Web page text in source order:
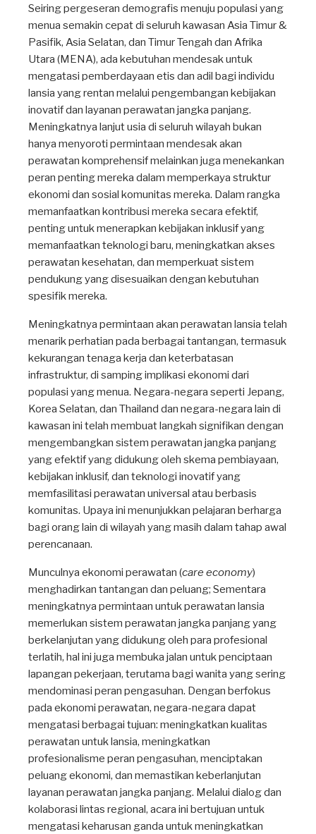
Seiring pergeseran demografis menuju populasi yang
menua semakin cepat di seluruh kawasan Asia Timur &
Pasifik, Asia Selatan, dan Timur Tengah dan Afrika
Utara (MENA), ada kebutuhan mendesak untuk
mengatasi pemberdayaan etis dan adil bagi individu
lansia yang rentan melalui pengembangan kebijakan
inovatif dan layanan perawatan jangka panjang.
Meningkatnya lanjut usia di seluruh wilayah bukan
hanya menyoroti permintaan mendesak akan
perawatan komprehensif melainkan juga menekankan
peran penting mereka dalam memperkaya struktur
ekonomi dan sosial komunitas mereka. Dalam rangka
memanfaatkan kontribusi mereka secara efektif,
penting untuk menerapkan kebijakan inklusif yang
memanfaatkan teknologi baru, meningkatkan akses
perawatan kesehatan, dan memperkuat sistem
pendukung yang disesuaikan dengan kebutuhan
spesifik mereka.
Meningkatnya permintaan akan perawatan lansia telah
menarik perhatian pada berbagai tantangan, termasuk
kekurangan tenaga kerja dan keterbatasan
infrastruktur, di samping implikasi ekonomi dari
populasi yang menua. Negara-negara seperti Jepang,
Korea Selatan, dan Thailand dan negara-negara lain di
kawasan ini telah membuat langkah signifikan dengan
mengembangkan sistem perawatan jangka panjang
yang efektif yang didukung oleh skema pembiayaan,
kebijakan inklusif, dan teknologi inovatif yang
memfasilitasi perawatan universal atau berbasis
komunitas. Upaya ini menunjukkan pelajaran berharga
bagi orang lain di wilayah yang masih dalam tahap awal
perencanaan.
Munculnya ekonomi perawatan (care economy)
menghadirkan tantangan dan peluang; Sementara
meningkatnya permintaan untuk perawatan lansia
memerlukan sistem perawatan jangka panjang yang
berkelanjutan yang didukung oleh para profesional
terlatih, hal ini juga membuka jalan untuk penciptaan
lapangan pekerjaan, terutama bagi wanita yang sering
mendominasi peran pengasuhan. Dengan berfokus
pada ekonomi perawatan, negara-negara dapat
mengatasi berbagai tujuan: meningkatkan kualitas
perawatan untuk lansia, meningkatkan
profesionalisme peran pengasuhan, menciptakan
peluang ekonomi, dan memastikan keberlanjutan
layanan perawatan jangka panjang. Melalui dialog dan
kolaborasi lintas regional, acara ini bertujuan untuk
mengatasi keharusan ganda untuk meningkatkan